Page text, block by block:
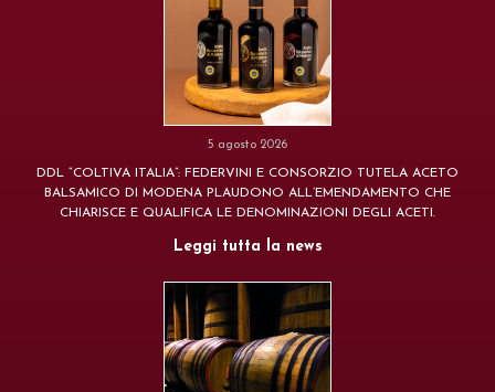
5 agosto 2026
DDL “COLTIVA ITALIA”: FEDERVINI E CONSORZIO TUTELA ACETO
BALSAMICO DI MODENA PLAUDONO ALL’EMENDAMENTO CHE
CHIARISCE E QUALIFICA LE DENOMINAZIONI DEGLI ACETI.
Leggi tutta la news